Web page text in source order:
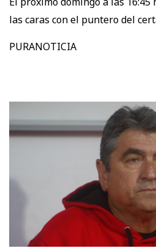
las caras con el puntero del
PURANOTICIA